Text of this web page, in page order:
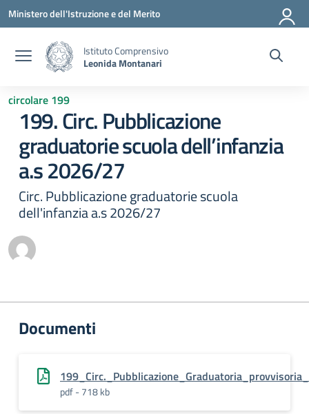
Vai ai contenuti
Vai al menu di navigazione
Vai al footer
Ministero dell'Istruzione e del Merito
Istituto Comprensivo
Leonida Montanari
circolare 199
199. Circ. Pubblicazione
graduatorie scuola dell’infanzia
a.s 2026/27
Circ. Pubblicazione graduatorie scuola
dell'infanzia a.s 2026/27
Documenti
pdf - 718 kb